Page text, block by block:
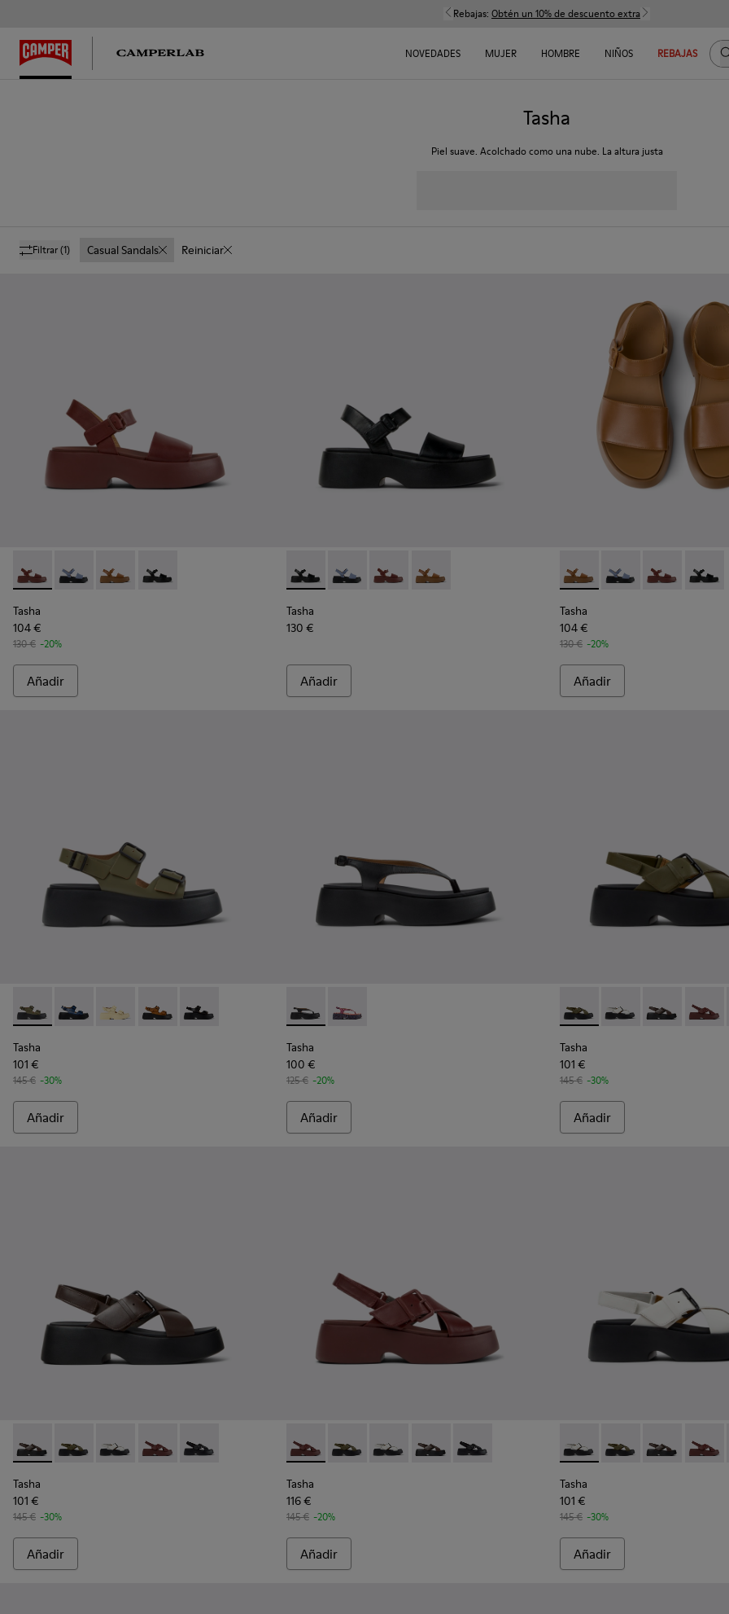
Rebajas: Obtén un 10% de descuento extra
NOVEDADES MUJER HOMBRE NIÑOS REBAJAS
Tasha
Piel suave. Acolchado como una nube. La altura justa
Filtrar(1) Casual Sandals Reiniciar
Tasha - K201659-012 - Sandalias de piel burdeos para mujer.
Tasha - K201659-015 - Blue
Tasha - K201659-011 - Sandalias de piel marrones para mujer.
Tasha - K201659-006 - Sandalias de piel negras para mujer con suelas XL EXTRALIGHT de EVA.
Tasha
104 €
130 € -20%
Añadir
Tasha - K201659-006 - Sandalias de piel negras para mujer con suelas XL
Tasha - K201659-015 - Blue
Tasha - K201659-012 - Sandalias de piel burdeos para mujer.
Tasha - K201659-011 - Sandalias de piel marrones para
Tasha
130 €
Añadir
Tasha - K201659-011 -
Tasha - K201659-015 -
Tasha -Tasha
Tasha
104 €
130 € -20%
Añadir
Tasha - K201712-004 - Sandalias de piel verdes para mujer.
Tasha - K201712-006 - Blue
Tasha - K201712-005 - Sandalias de piel amarillas para mujer.
Tasha - K201712-003 - Sandalias de nobuk marrón para mujer.
Tasha - K201712-001 - Sandalias de piel negras para mujer.
Tasha
101 €
145 € -30%
Añadir
Tasha - K201859-001 - Sandalias de piel negras para mujer.
Tasha - K201859-003 - Sandalias de piel rosa para mujer.
Tasha
100 €
125 € -20%
Añadir
Tasha - K201860-006 -
Tasha - K201860-
Tasha -Tasha
Tasha
101 €
145 € -30%
Añadir
Tasha - K201860-004 - Sandalias de piel marrones para mujer.
Tasha - K201860-006 - Sandalias de piel verdes para mujer.
Tasha - K201860-005 - Sandalias de piel blancas para mujer.
Tasha - K201860-002 - Sandalias de piel burdeos para mujer.
Tasha - K201860-001 - Sandalias de piel negras para mujer.
Tasha
101 €
145 € -30%
Añadir
Tasha - K201860-002 - Sandalias de piel burdeos para mujer.
Tasha - K201860-006 - Sandalias de piel verdes para mujer.
Tasha - K201860-005 - Sandalias de piel blancas para mujer.
Tasha - K201860-004 - Sandalias de piel marrones para
Tasha - K201860-001 - Sandalias de piel negras
Tasha
116 €
145 € -20%
Añadir
Tasha - K201860-005 -
Tasha - K201860-
Tasha -Tasha
Tasha
101 €
145 € -30%
Añadir